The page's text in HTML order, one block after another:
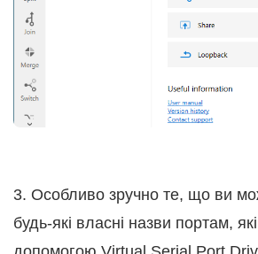
3. Особливо зручно те, що ви
будь-які власні назви портам,